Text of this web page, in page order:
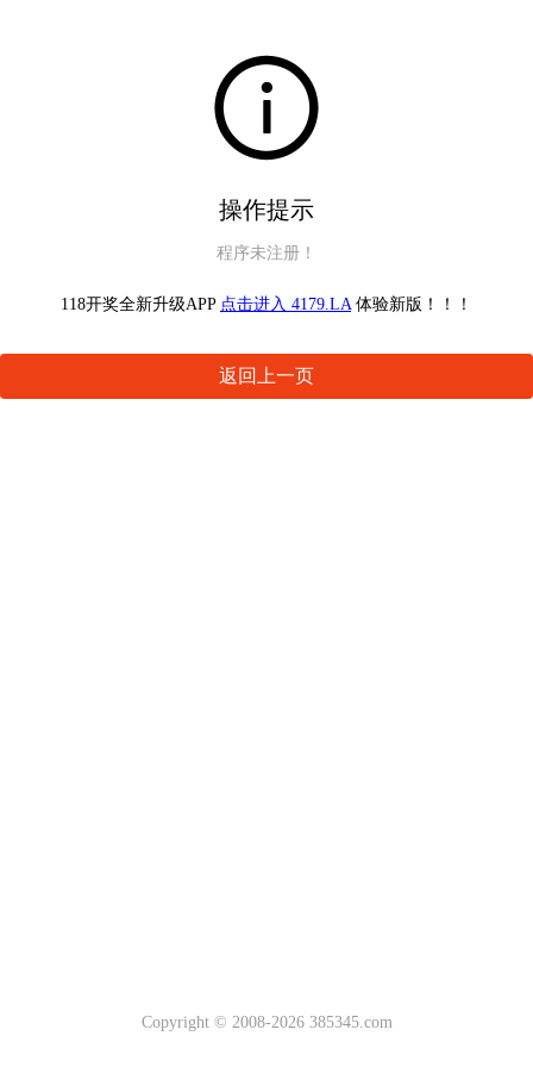
操作提示
程序未注册！
118开奖全新升级APP 点击进入 4179.LA 体验新版！！！
返回上一页
Copyright © 2008-2026 385345.com